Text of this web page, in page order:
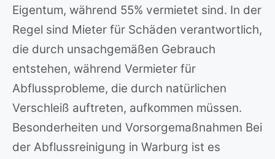
Eigentum, während 55% vermietet sind. In der
Regel sind Mieter für Schäden verantwortlich,
die durch unsachgemäßen Gebrauch
entstehen, während Vermieter für
Abflussprobleme, die durch natürlichen
Verschleiß auftreten, aufkommen müssen.
Besonderheiten und Vorsorgemaßnahmen Bei
der Abflussreinigung in Warburg ist es